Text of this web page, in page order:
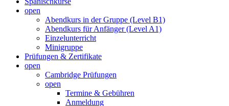
open
Abendkurs in der Gruppe (Level B1)
Abendkurs für Anfänger (Level A1)
Einzelunterricht
Minigruppe
Prüfungen & Zertifikate
open
Cambridge Prüfungen
open
Termine & Gebühren
Anmeldung